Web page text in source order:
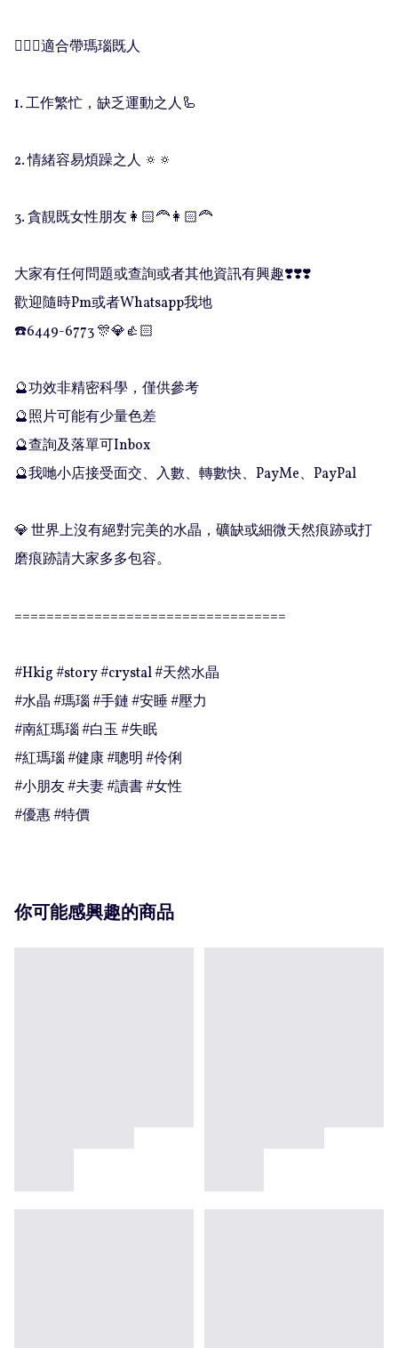
🧚🏻‍♀️適合帶瑪瑙既人
1. 工作繁忙，缺乏運動之人🦾
2. 情緒容易煩躁之人 🔅🔅
3. 貪靚既女性朋友👩🏻‍🦰👩🏻‍🦰
大家有任何問題或查詢或者其他資訊有興趣❣️❣️❣️
歡迎隨時Pm或者Whatsapp我地
☎️6449-6773 🎊💎👍🏻
🔮功效非精密科學，僅供參考
🔮照片可能有少量色差
🔮查詢及落單可Inbox
🔮我哋小店接受面交、入數、轉數快、PayMe、PayPal
💎 世界上沒有絕對完美的水晶，礦缺或細微天然痕跡或打
磨痕跡請大家多多包容。
==================================
#Hkig #story #crystal #天然水晶
#水晶 #瑪瑙 #手鏈 #安睡 #壓力
#南紅瑪瑙 #白玉 #失眠
#紅瑪瑙 #健康 #聰明 #伶俐
#小朋友 #夫妻 #讀書 #女性
#優惠 #特價
你可能感興趣的商品